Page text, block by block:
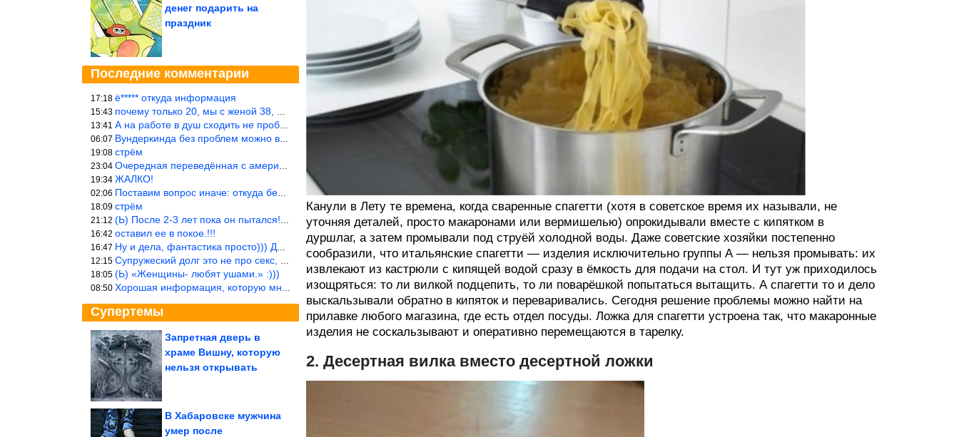
денег подарить на
праздник
Последние комментарии
17:18 ё***** откуда информация
15:43 почему только 20, мы с женой 38, называется ртутной свадьбой, гр
13:41 А на работе в душ сходить не пробовали?
06:07 Вундеркинда без проблем можно вырастить всего-то с максимально р
19:08 стрём
23:04 Очередная переведённая с американского статья. Не работает эта ф
19:34 ЖАЛКО!
02:06 Поставим вопрос иначе: откуда берётся столь зловредный феминизм?
18:09 стрём
21:12 (Ь) После 2-3 лет пока он пытался! :))) Учитывая, что кошки 10-1
16:42 оставил ее в покое.!!!
16:47 Ну и дела, фантастика просто))) Даже и добавить то нечего…
12:15 Супружеский долг это не про секс, это про Жизнь на Земле. Супруж
18:05 (Ь) «Женщины- любят ушами.» :)))
08:50 Хорошая информация, которую многим стоило бы взять на вооружение
Супертемы
Следователь — о том,
самых...
Запретная дверь в
храме Вишну, которую
нельзя открывать
В Хабаровске мужчина
умер после
Канули в Лету те времена, когда сваренные спагетти (хотя в советское время их называли, не
уточняя деталей, просто макаронами или вермишелью) опрокидывали вместе с кипятком в
дуршлаг, а затем промывали под струёй холодной воды. Даже советские хозяйки постепенно
сообразили, что итальянские спагетти — изделия исключительно группы А — нельзя промывать: их
извлекают из кастрюли с кипящей водой сразу в ёмкость для подачи на стол. И тут уж приходилось
изощряться: то ли вилкой подцепить, то ли поварёшкой попытаться вытащить. А спагетти то и дело
выскальзывали обратно в кипяток и переваривались. Сегодня решение проблемы можно найти на
прилавке любого магазина, где есть отдел посуды. Ложка для спагетти устроена так, что макаронные
изделия не соскальзывают и оперативно перемещаются в тарелку.
2. Десертная вилка вместо десертной ложки